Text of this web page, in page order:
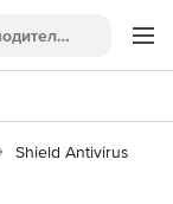
Shield Antivirus